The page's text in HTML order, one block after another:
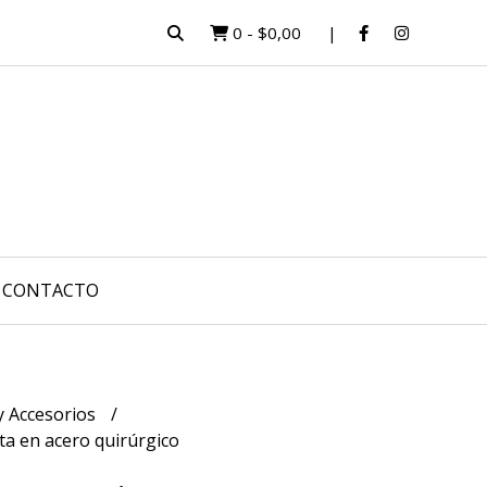
0 - $0,00
CONTACTO
Accesorios
en acero quirúrgico